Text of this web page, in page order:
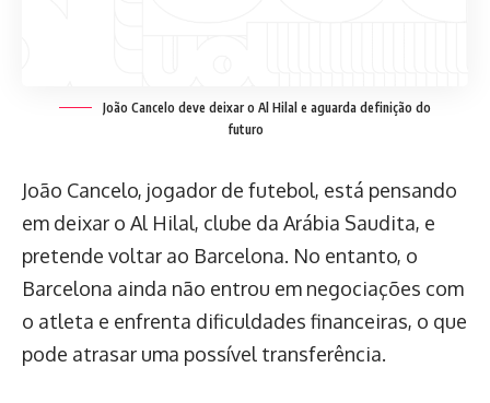
João Cancelo deve deixar o Al Hilal e aguarda definição do
futuro
João Cancelo, jogador de futebol, está pensando
em deixar o Al Hilal, clube da Arábia Saudita, e
pretende voltar ao Barcelona. No entanto, o
Barcelona ainda não entrou em negociações com
o atleta e enfrenta dificuldades financeiras, o que
pode atrasar uma possível transferência.